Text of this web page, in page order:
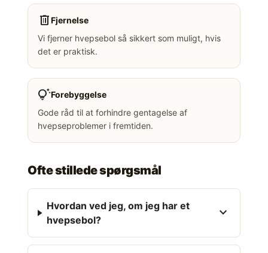
deleteFjernelse
Vi fjerner hvepsebol så sikkert som muligt, hvis
det er praktisk.
tips_and_updatesForebyggelse
Gode råd til at forhindre gentagelse af
hvepseproblemer i fremtiden.
Ofte stillede spørgsmål
Hvordan ved jeg, om jeg har et
hvepsebol?
expand_more